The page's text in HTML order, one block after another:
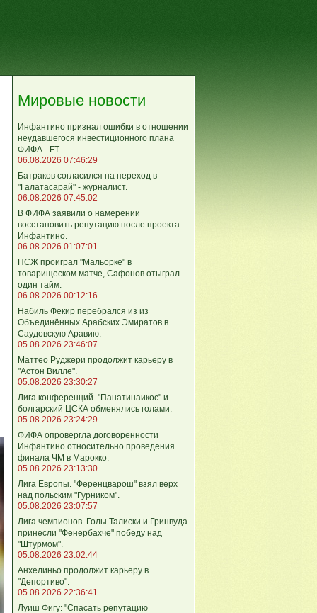
Мировые новости
Инфантино признал ошибки в отношении
неудавшегося инвестиционного плана
ФИФА - FT.
06.08.2026 07:46:29
Батраков согласился на переход в
"Галатасарай" - журналист.
06.08.2026 07:45:02
В ФИФА заявили о намерении
восстановить репутацию после проекта
Инфантино.
06.08.2026 01:07:01
ПСЖ проиграл "Мальорке" в
товарищеском матче, Сафонов отыграл
один тайм.
06.08.2026 00:12:16
Набиль Фекир перебрался из из
Объединённых Арабских Эмиратов в
Саудовскую Аравию.
05.08.2026 23:46:07
Маттео Руджери продолжит карьеру в
"Астон Вилле".
05.08.2026 23:30:27
Лига конференций. "Панатинаикос" и
болгарский ЦСКА обменялись голами.
05.08.2026 23:24:29
ФИФА опровергла договоренности
Инфантино относительно проведения
финала ЧМ в Марокко.
05.08.2026 23:13:30
Лига Европы. "Ференцварош" взял верх
над польским "Гурником".
05.08.2026 23:07:57
Лига чемпионов. Голы Талиски и Гринвуда
принесли "Фенербахче" победу над
"Штурмом".
05.08.2026 23:02:44
Анхелиньо продолжит карьеру в
"Депортиво".
05.08.2026 22:36:41
Луиш Фигу: "Спасать репутацию